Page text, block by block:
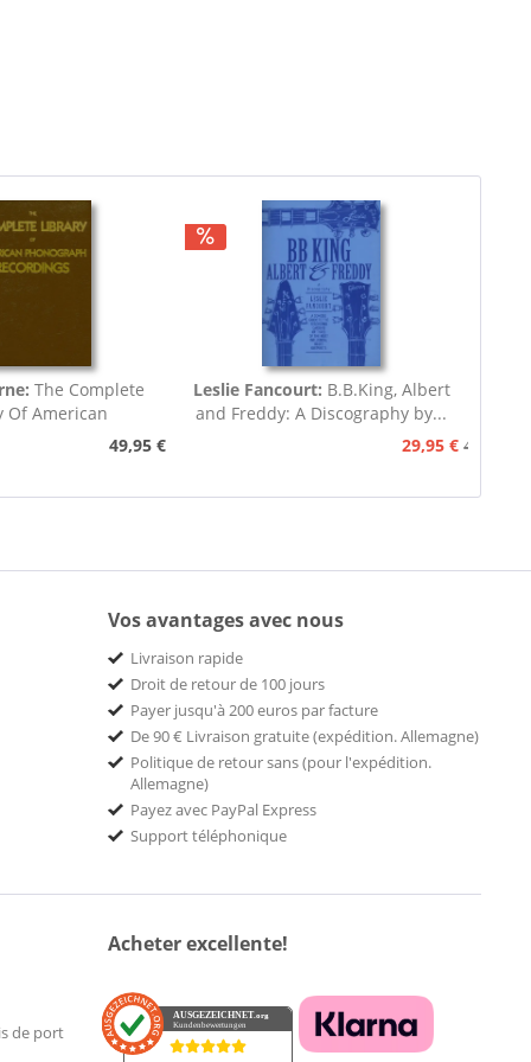
The Complete
Of American
49,95 €
Leslie Fancourt: B.B.King, Albert
and Freddy: A Discography by...
29,95 € 49,95 €
Vos avantages avec nous
Livraison rapide
Droit de retour de 100 jours
Payer jusqu'à 200 euros par facture
De 90 € Livraison gratuite (expédition. Allemagne)
Politique de retour sans (pour l'expédition.
Allemagne)
Payez avec PayPal Express
Support téléphonique
de port
Acheter excellente!
AUSGEZEICHNET .org
Kundenbewertungen